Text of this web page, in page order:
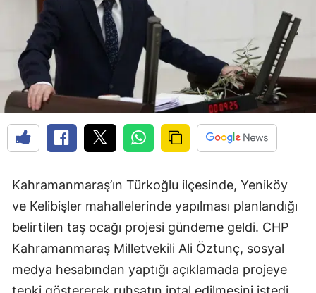
Kahramanmaraş’ın Türkoğlu ilçesinde, Yeniköy
ve Kelibişler mahallelerinde yapılması planlandığı
belirtilen taş ocağı projesi gündeme geldi. CHP
Kahramanmaraş Milletvekili Ali Öztunç, sosyal
medya hesabından yaptığı açıklamada projeye